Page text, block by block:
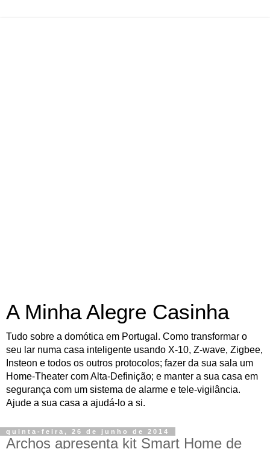
A Minha Alegre Casinha
Tudo sobre a domótica em Portugal. Como transformar o
seu lar numa casa inteligente usando X-10, Z-wave, Zigbee,
Insteon e todos os outros protocolos; fazer da sua sala um
Home-Theater com Alta-Definição; e manter a sua casa em
segurança com um sistema de alarme e tele-vigilância.
Ajude a sua casa a ajudá-lo a si.
quinta-feira, 26 de junho de 2014
Archos apresenta kit Smart Home de